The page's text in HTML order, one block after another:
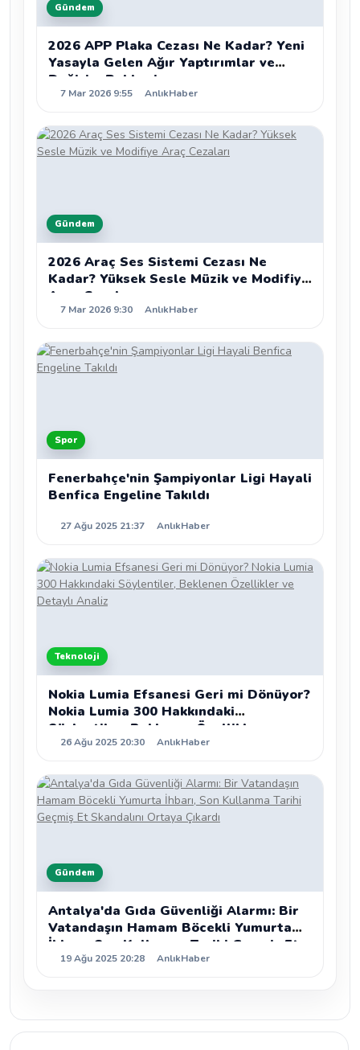
Gündem
2026 APP Plaka Cezası Ne Kadar? Yeni
Yasayla Gelen Ağır Yaptırımlar ve
Değişim Rehberi
7 Mar 2026 9:55 AnlıkHaber
Gündem
2026 Araç Ses Sistemi Cezası Ne
Kadar? Yüksek Sesle Müzik ve Modifiye
Araç Cezaları
7 Mar 2026 9:30 AnlıkHaber
Spor
Fenerbahçe'nin Şampiyonlar Ligi Hayali
Benfica Engeline Takıldı
27 Ağu 2025 21:37 AnlıkHaber
Teknoloji
Nokia Lumia Efsanesi Geri mi Dönüyor?
Nokia Lumia 300 Hakkındaki
Söylentiler, Beklenen Özellikler ve
Detaylı Analiz
26 Ağu 2025 20:30 AnlıkHaber
Gündem
Antalya'da Gıda Güvenliği Alarmı: Bir
Vatandaşın Hamam Böcekli Yumurta
İhbarı, Son Kullanma Tarihi Geçmiş Et
Skandalını Ortaya Çıkardı
19 Ağu 2025 20:28 AnlıkHaber